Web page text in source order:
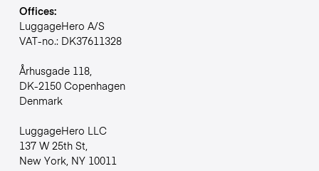
Offices:
LuggageHero A/S
VAT-no.: DK37611328
Århusgade 118,
DK-2150 Copenhagen
Denmark
LuggageHero LLC
137 W 25th St,
New York, NY 10011